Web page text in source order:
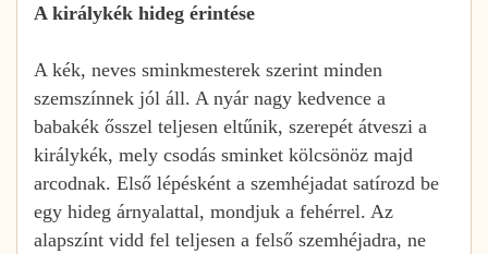
A királykék hideg érintése
A kék, neves sminkmesterek szerint minden
szemszínnek jól áll. A nyár nagy kedvence a
babakék ősszel teljesen eltűnik, szerepét átveszi a
királykék, mely csodás sminket kölcsönöz majd
arcodnak. Első lépésként a szemhéjadat satírozd be
egy hideg árnyalattal, mondjuk a fehérrel. Az
alapszínt vidd fel teljesen a felső szemhéjadra, ne